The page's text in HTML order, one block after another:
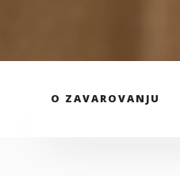
O ZAVAROVANJU